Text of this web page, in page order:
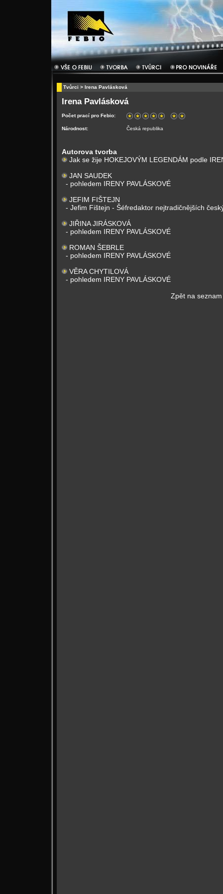
Tvůrci > Irena Pavlásková
Irena Pavlásková
Počet prací pro Febio:
Národnost: Česká republika
Autorova tvorba
Jak se žije HOKEJOVÝM LEGENDÁM podle
JAN SAUDEK
- pohledem IRENY PAVLÁSKOVÉ
JEFIM FIŠTEJN
- Jefim Fištejn - Šéfredaktor nejtradičnějších
JIŘINA JIRÁSKOVÁ
- pohledem IRENY PAVLÁSKOVÉ
ROMAN ŠEBRLE
- pohledem IRENY PAVLÁSKOVÉ
VĚRA CHYTILOVÁ
- pohledem IRENY PAVLÁSKOVÉ
Zpět na seznam